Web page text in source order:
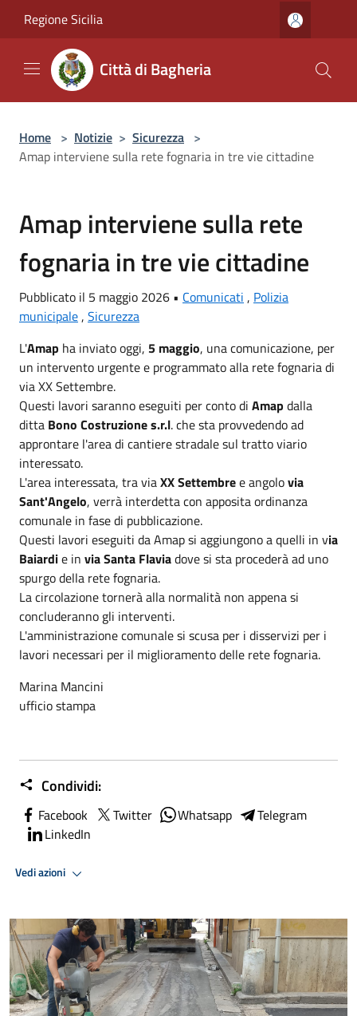
Regione Sicilia
Città di Bagheria
Home > Notizie > Sicurezza >
Amap interviene sulla rete fognaria in tre vie cittadine
Amap interviene sulla rete
fognaria in tre vie cittadine
Pubblicato il 5 maggio 2026 • Comunicati , Polizia
municipale , Sicurezza
L'Amap ha inviato oggi, 5 maggio, una comunicazione, per
un intervento urgente e programmato alla rete fognaria di
via XX Settembre.
Questi lavori saranno eseguiti per conto di Amap dalla
ditta Bono Costruzione s.r.l. che sta provvedendo ad
approntare l'area di cantiere stradale sul tratto viario
interessato.
L'area interessata, tra viaXX Settembree angolovia
Sant'Angelo, verrà interdetta con apposita ordinanza
comunale in fase di pubblicazione.
Questi lavori eseguiti da Amap si aggiungono a quelli in via
Baiardie in via Santa Flaviadove si sta procederà ad uno
spurgo della rete fognaria.
La circolazione tornerà alla normalità non appena si
concluderanno gli interventi.
L'amministrazione comunale si scusa per i disservizi per i
lavori necessari per il miglioramento delle rete fognaria.
Marina Mancini
ufficio stampa
Condividi:
Facebook Twitter Whatsapp
Telegram
LinkedIn
Vedi azioni